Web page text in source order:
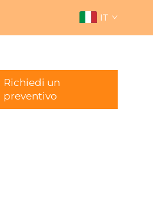
IT
Richiedi un
preventivo